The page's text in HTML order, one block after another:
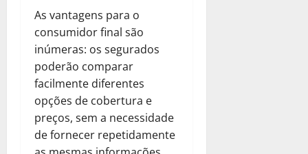
As vantagens para o
consumidor final são
inúmeras: os segurados
poderão comparar
facilmente diferentes
opções de cobertura e
preços, sem a necessidade
de fornecer repetidamente